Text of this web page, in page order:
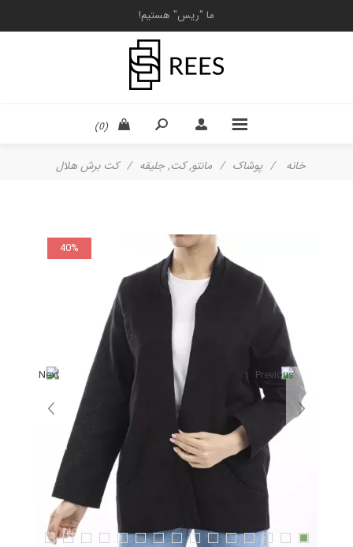
ما "ریس" هستیم!
(0)
خانه / پوشاک / مانتو, کت, جلیقه / کت برش هلال
40%